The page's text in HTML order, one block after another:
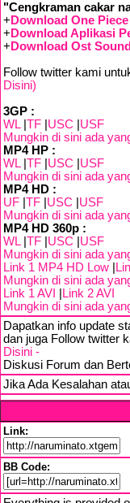
"Cengkraman cakar
+ Download One
+ Download Aplikasi
+ Download Ost
Follow twitter kami
Disini)
3GP :
WL| TF USC
USF
Mungkin di sini ada
MP4 HP :
WL| TF USC
USF
Mungkin di sini ada
MP4 HD :
UF TF USC
USF
Mungkin di sini ada
MP4 HD 360p :
WL| TF USC
USF
Mungkin di sini ada
Link 1 MP4 HD Low
Mungkin di sini ada
Link 1 AVI
Link 2 AVI
Mungkin di sini ada
Dapatkan info update
dan juga Follow twitter
Disini -
Diskusi Forum dan
Jika Ada Kesalahan
Link:
BB Code: